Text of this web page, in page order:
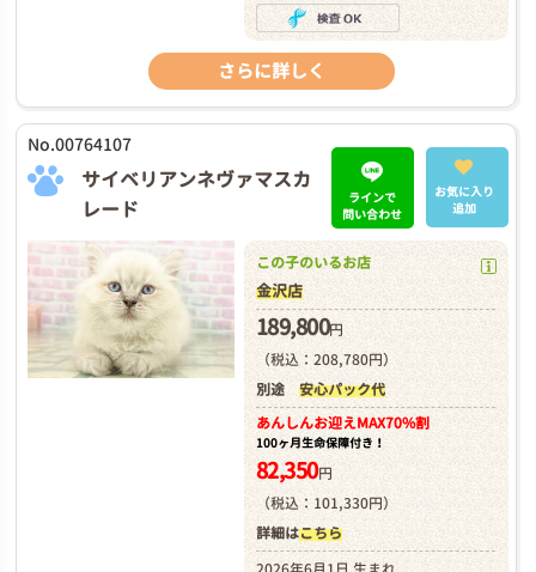
さらに詳しく
No.00764107
サイベリアンネヴァマスカ
レード
ラインで
問い合わせ
お気に入り
追加
この子のいるお店
金沢店
189,800円
（税込：208,780円）
別途 安心パック代
あんしんお迎えMAX70%割
100ヶ月生命保障付き！
82,350円
（税込：101,330円）
詳細はこちら